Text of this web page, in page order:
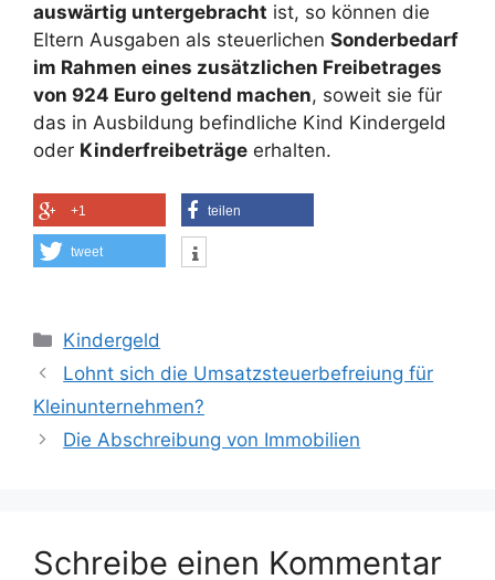
auswärtig untergebracht ist, so können die
Eltern Ausgaben als steuerlichen Sonderbedarf
im Rahmen eines zusätzlichen Freibetrages
von 924 Euro geltend machen, soweit sie für
das in Ausbildung befindliche Kind Kindergeld
oder Kinderfreibeträge erhalten.
+1 teilen
tweet
Kategorien
Kindergeld
Lohnt sich die Umsatzsteuerbefreiung für
Kleinunternehmen?
Die Abschreibung von Immobilien
Schreibe einen Kommentar